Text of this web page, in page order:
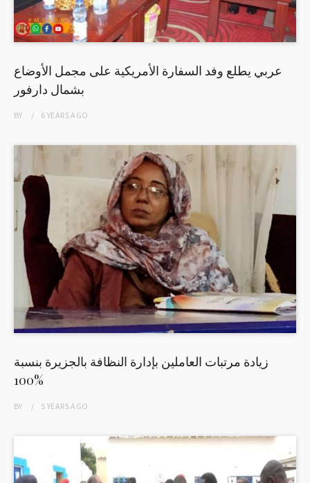
عربي يطلع وفد السفارة الأمريكية على مجمل الأوضاع
بشمال دارفور
BY 6 YEARSAGO
زيادة مرتبات العاملين بإدارة النظافة بالجزيرة بنسبة
100%
BY 5 YEARSAGO